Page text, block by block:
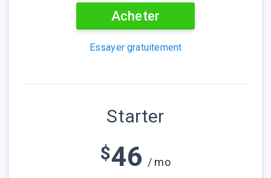
Acheter
Essayer gratuitement
Starter
$46 / mo